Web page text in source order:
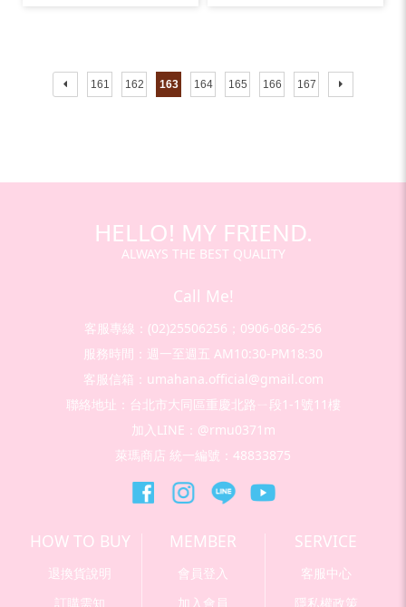
161 162 163 164 165 166 167
HELLO! MY FRIEND.
ALWAYS THE BEST QUALITY
Call Me!
客服專線：(02)25506256；0906-086-256
服務時間：週一至週五 AM10:30-PM18:30
客服信箱：umahana.official@gmail.com
聯絡地址：台北市大同區重慶北路ㄧ段1-1號11樓
加入LINE：@rmu0371m
萊瑪商店 統一編號：48833875
HOW TO BUY
退換貨說明
訂購需知
MEMBER
會員登入
加入會員
SERVICE
客服中心
隱私權政策